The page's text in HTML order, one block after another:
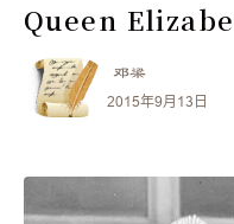
Queen
邓梁
2015年9月13日